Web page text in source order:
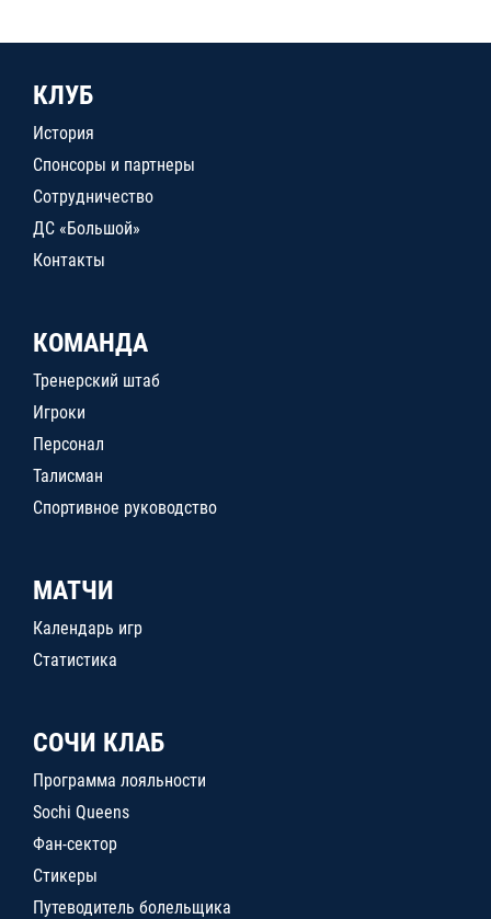
КЛУБ
История
Спонсоры и партнеры
Сотрудничество
ДС «Большой»
Контакты
КОМАНДА
Тренерский штаб
Игроки
Персонал
Талисман
Спортивное руководство
МАТЧИ
Календарь игр
Статистика
СОЧИ КЛАБ
Программа лояльности
Sochi Queens
Фан-сектор
Стикеры
Путеводитель болельщика